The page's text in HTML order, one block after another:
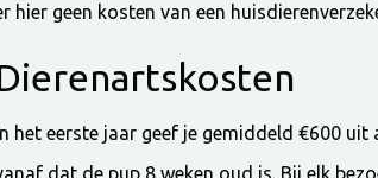
hier geen kosten van een
het eerste jaar geef je gemiddeld €600
dat de pup 8 weken oud is. Bij elk